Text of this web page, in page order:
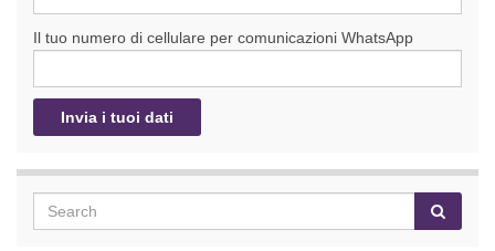
Il tuo numero di cellulare per comunicazioni WhatsApp